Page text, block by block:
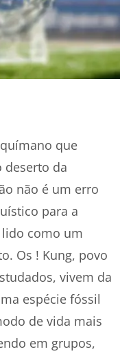
que
deserto da
não é um erro
para a
lido como um
Os ! Kung, povo
vivem da
espécie fóssil
de vida mais
em grupos,